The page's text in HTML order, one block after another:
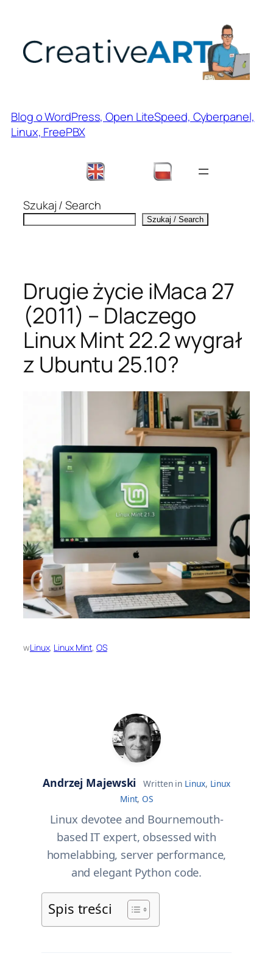
treści
Blog o WordPress, Open LiteSpeed, Cyberpanel,
Linux, FreePBX
Szukaj / Search
Szukaj / Search
Drugie życie iMaca 27
(2011) – Dlaczego
Linux Mint 22.2 wygrał
z Ubuntu 25.10?
wLinux, Linux Mint, OS
Andrzej Majewski Written in Linux, Linux
Mint,OS
Linux devotee and Bournemouth-
based IT expert, obsessed with
homelabbing, server performance,
and elegant Python code.
Spis treści